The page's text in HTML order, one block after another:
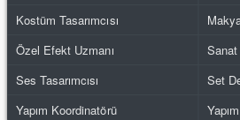
Kostüm Tasarımcısı
Özel Efekt Uzmanı
Ses Tasarımcısı
Set
Yapım Koordinatörü